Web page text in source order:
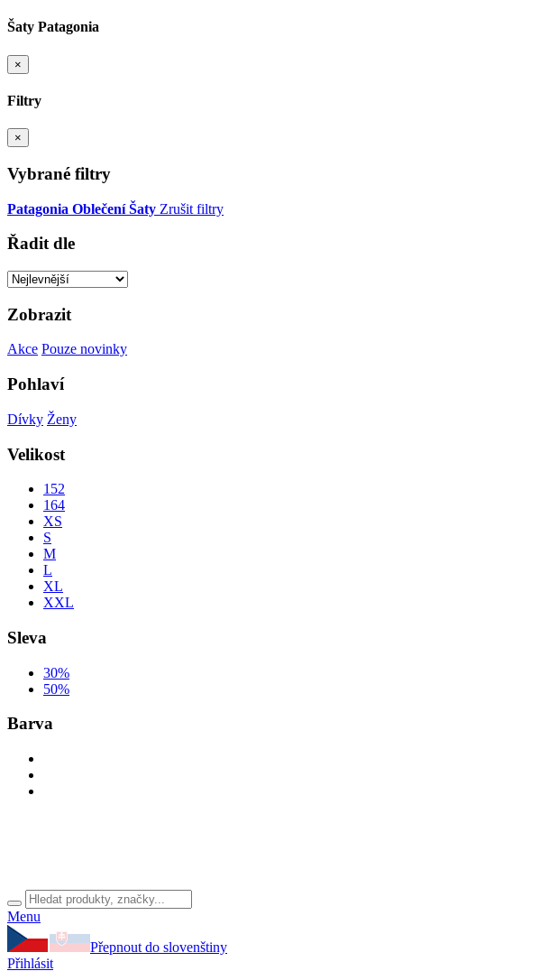
Šaty Patagonia
×
Filtry
×
Vybrané filtry
Patagonia Oblečení Šaty Zrušit filtry
Řadit dle
Zobrazit
Akce Pouze novinky
Pohlaví
Dívky Ženy
Velikost
152
164
XS
S
M
L
XL
XXL
Sleva
30%
50%
Barva
Menu
Přepnout do slovenštiny
Přihlásit